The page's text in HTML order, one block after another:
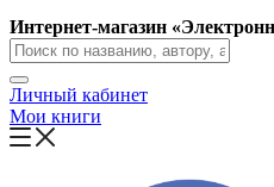
Интернет-магазин
Личный кабинет
Мои книги